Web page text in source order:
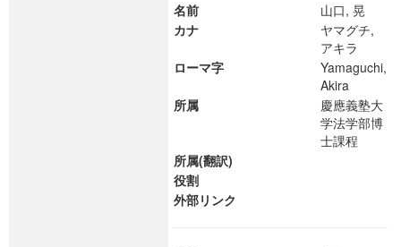
名前
山口, 晃
カナ
ヤマグチ,
アキラ
ローマ字
Yamaguchi,
Akira
所属
慶應義塾大
学法学部博
士課程
所属(翻訳)
役割
外部リンク